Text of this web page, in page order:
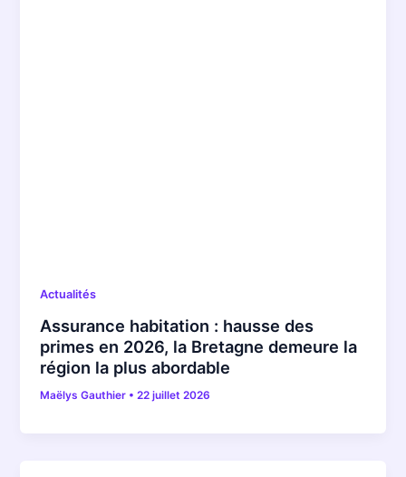
Actualités
Assurance habitation : hausse des
primes en 2026, la Bretagne demeure la
région la plus abordable
Maëlys Gauthier •22 juillet 2026